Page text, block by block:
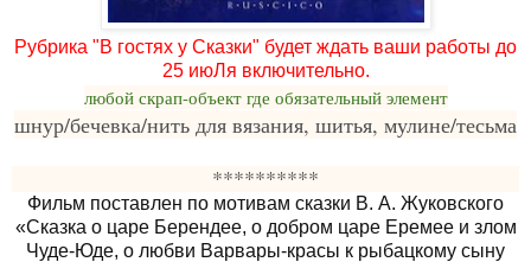
Рубрика "В гостях у Сказки" будет ждать ваши работы до
25 июЛя включительно.
любой скрап-объект где обязательный элемент
шнур/бечевка/нить для вязания, шитья, мулине/тесьма
**********
Фильм поставлен по мотивам сказки В. А. Жуковского
«Сказка о царе Берендее, о добром царе Еремее и злом
Чуде-Юде, о любви Варвары-красы к рыбацкому сыну